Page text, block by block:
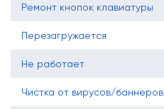
Ремонт кнопок клавиатуры
Перезагружается
Не работает
Чистка от вирусов/баннеров